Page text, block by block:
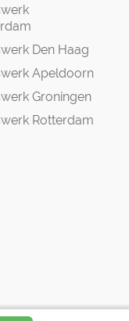
Den Haag
Apeldoorn
Groningen
Rotterdam